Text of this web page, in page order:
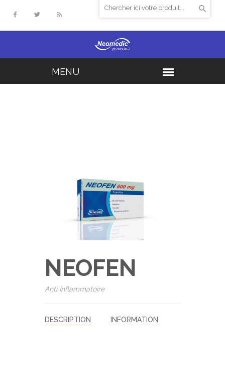
NEOFEN
Anti Inflammatoire
DESCRIPTION INFORMATION